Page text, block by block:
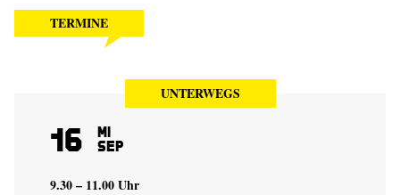
TERMINE
UNTERWEGS
16 Mi
Sep
9.30 – 11.00 Uhr